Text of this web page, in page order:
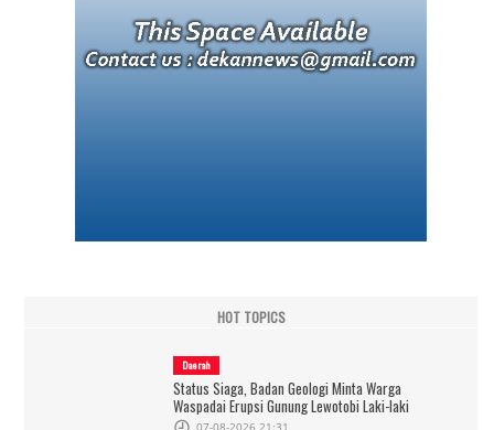
HOT TOPICS
Daerah
Status Siaga, Badan Geologi Minta Warga
Waspadai Erupsi Gunung Lewotobi Laki-laki
07-08-2026 21:31